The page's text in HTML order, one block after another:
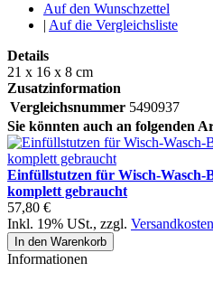
Auf den Wunschzettel
| Auf die Vergleichsliste
Details
21 x 16 x 8 cm
Zusatzinformation
Vergleichsnummer 5490937
Sie könnten auch an folgenden
Einfüllstutzen für Wisch-
komplett gebraucht
57,80 €
Inkl. 19% USt., zzgl. Versandkosten
In den Warenkorb
Informationen